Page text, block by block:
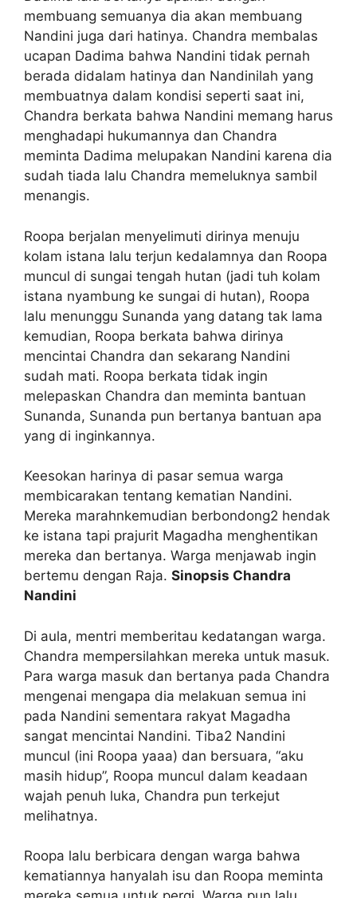
membuang semuanya dia akan membuang
Nandini juga dari hatinya. Chandra membalas
ucapan Dadima bahwa Nandini tidak pernah
berada didalam hatinya dan Nandinilah yang
membuatnya dalam kondisi seperti saat ini,
Chandra berkata bahwa Nandini memang harus
menghadapi hukumannya dan Chandra
meminta Dadima melupakan Nandini karena dia
sudah tiada lalu Chandra memeluknya sambil
menangis.
Roopa berjalan menyelimuti dirinya menuju
kolam istana lalu terjun kedalamnya dan Roopa
muncul di sungai tengah hutan (jadi tuh kolam
istana nyambung ke sungai di hutan), Roopa
lalu menunggu Sunanda yang datang tak lama
kemudian, Roopa berkata bahwa dirinya
mencintai Chandra dan sekarang Nandini
sudah mati. Roopa berkata tidak ingin
melepaskan Chandra dan meminta bantuan
Sunanda, Sunanda pun bertanya bantuan apa
yang di inginkannya.
Keesokan harinya di pasar semua warga
membicarakan tentang kematian Nandini.
Mereka marahnkemudian berbondong2 hendak
ke istana tapi prajurit Magadha menghentikan
mereka dan bertanya. Warga menjawab ingin
bertemu dengan Raja. Sinopsis Chandra
Nandini
Di aula, mentri memberitau kedatangan warga.
Chandra mempersilahkan mereka untuk masuk.
Para warga masuk dan bertanya pada Chandra
mengenai mengapa dia melakuan semua ini
pada Nandini sementara rakyat Magadha
sangat mencintai Nandini. Tiba2 Nandini
muncul (ini Roopa yaaa) dan bersuara, “aku
masih hidup”, Roopa muncul dalam keadaan
wajah penuh luka, Chandra pun terkejut
melihatnya.
Roopa lalu berbicara dengan warga bahwa
kematiannya hanyalah isu dan Roopa meminta